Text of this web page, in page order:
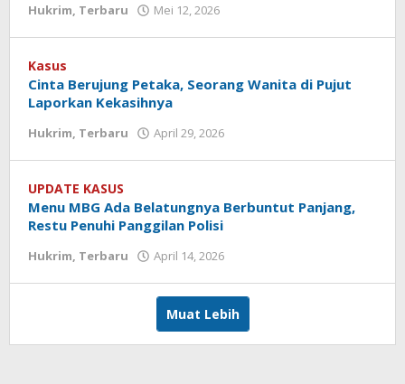
Hukrim, Terbaru Mei 12, 2026
Kasus
‎Cinta Berujung Petaka, Seorang Wanita di Pujut
Laporkan Kekasihnya
Hukrim, Terbaru April 29, 2026
UPDATE KASUS
Menu MBG Ada Belatungnya Berbuntut Panjang,
Restu Penuhi Panggilan Polisi
Hukrim, Terbaru April 14, 2026
Muat Lebih